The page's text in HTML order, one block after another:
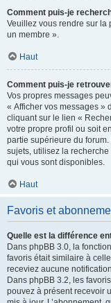
Comment puis-je
Veuillez vous rendre sur la
un membre ».
Haut
Comment puis-je
Vos propres messages
« Afficher vos messages »
cliquant sur le lien «
votre propre profil ou soit
partie supérieure du
sujets, utilisez la
qui vous sont disponibles.
Haut
Favoris et
Quelle est la différence
Dans phpBB 3.0, la
favoris était similaire à
receviez aucune
Dans phpBB 3.2, les
pouvez à présent recevoir